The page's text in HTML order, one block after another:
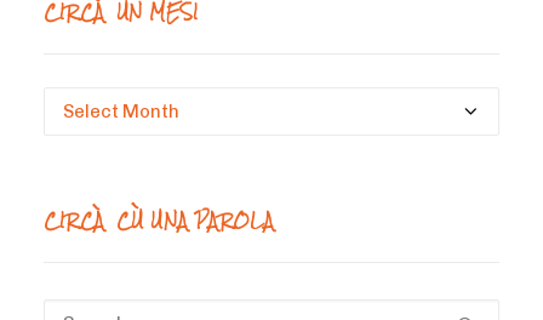
CIRCÀ UN MESI
Circà
CIRCÀ CÙ UNA PAROLA